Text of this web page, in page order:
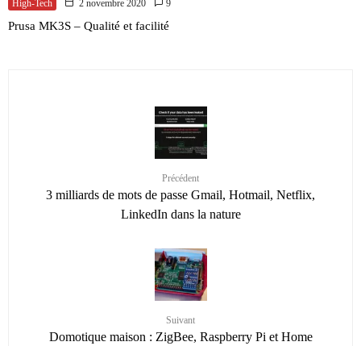
High-Tech 2 novembre 2020 9
Prusa MK3S – Qualité et facilité
Précédent
3 milliards de mots de passe Gmail, Hotmail, Netflix,
LinkedIn dans la nature
Suivant
Domotique maison : ZigBee, Raspberry Pi et Home